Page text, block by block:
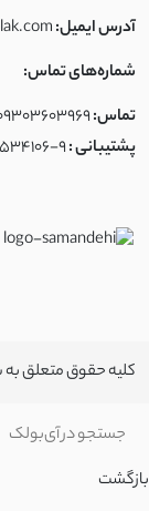
آدرس ایمیل:
شماره‌های تماس:
تماس:
پشتیبانی :9
کلیه حقوق متعلق
بازگشت